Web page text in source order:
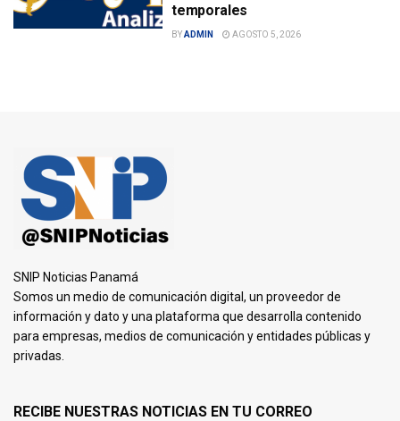
temporales
BYADMIN AGOSTO 5, 2026
SNIP Noticias Panamá
Somos un medio de comunicación digital, un proveedor de
información y dato y una plataforma que desarrolla contenido
para empresas, medios de comunicación y entidades públicas y
privadas.
RECIBE NUESTRAS NOTICIAS EN TU CORREO